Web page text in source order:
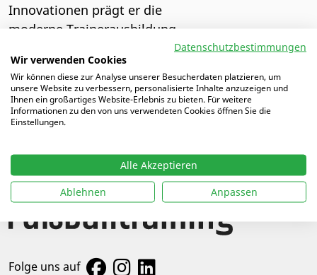
Innovationen prägt er die
moderne Trainerausbildung.
Gruppe: Autoren
ALLE AUTOREN
Folge uns auf
Datenschutzbestimmungen
Wir verwenden Cookies
Wir können diese zur Analyse unserer Besucherdaten platzieren, um
unsere Website zu verbessern, personalisierte Inhalte anzuzeigen und
Ihnen ein großartiges Website-Erlebnis zu bieten. Für weitere
Informationen zu den von uns verwendeten Cookies öffnen Sie die
Einstellungen.
Alle Akzeptieren
Ablehnen
Anpassen